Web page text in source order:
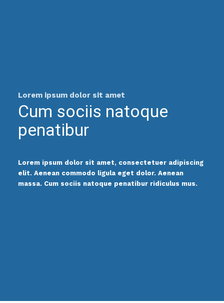
Lorem ipsum dolor sit amet
Cum sociis natoque
penatibur
Lorem ipsum dolor sit amet, consectetuer adipiscing
elit. Aenean commodo ligula eget dolor. Aenean
massa. Cum sociis natoque penatibur ridiculus mus.